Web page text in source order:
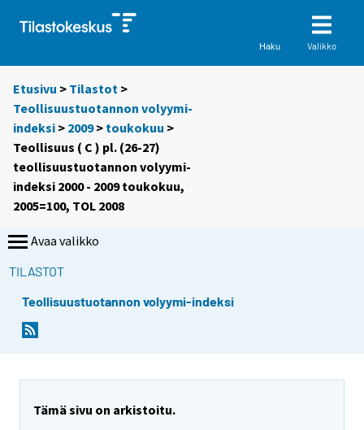
Haku Valikko
Etusivu > Tilastot >
Teollisuustuotannon volyymi-
indeksi > 2009> toukokuu >
Teollisuus ( C ) pl. (26-27)
teollisuustuotannon volyymi-
indeksi 2000 - 2009 toukokuu,
2005=100, TOL 2008
Avaa valikko
TILASTOT
Teollisuustuotannon volyymi-indeksi
Tämä sivu on arkistoitu.